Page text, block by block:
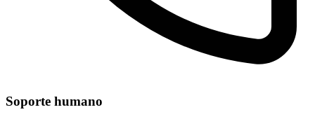
Soporte humano